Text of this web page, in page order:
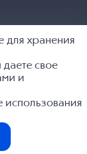
для хранения
даете свое
и
использования